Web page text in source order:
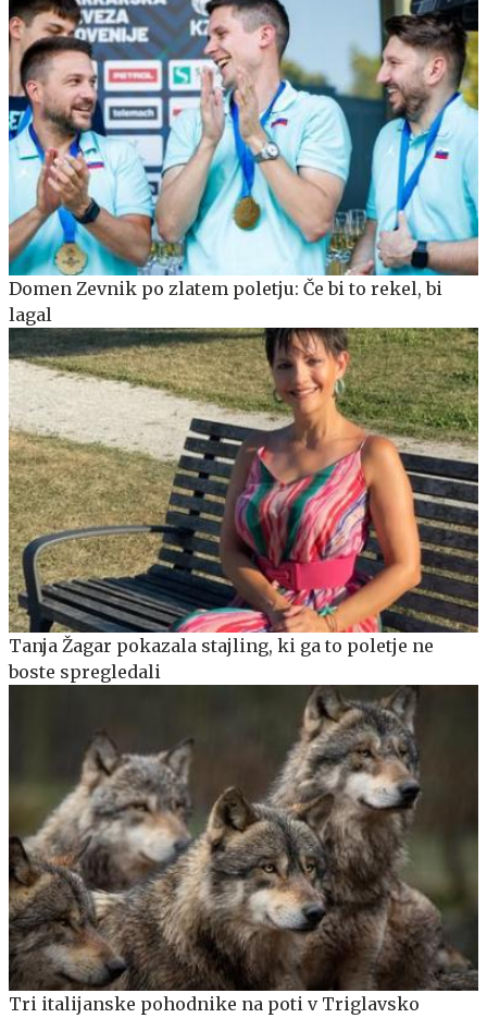
Domen Zevnik po zlatem poletju: Če bi to rekel, bi
lagal
Tanja Žagar pokazala stajling, ki ga to poletje ne
boste spregledali
Tri italijanske pohodnike na poti v Triglavsko